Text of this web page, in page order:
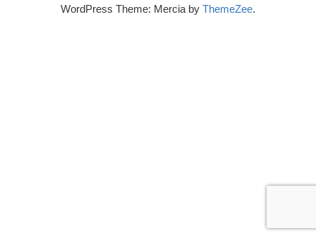
WordPress Theme: Mercia by ThemeZee.